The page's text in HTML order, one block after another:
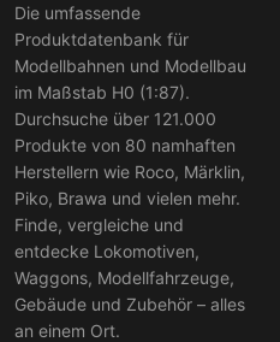
Die umfassende
Produktdatenbank für
Modellbahnen und Modellbau
im Maßstab H0 (1:87).
Durchsuche über 121.000
Produkte von 80 namhaften
Herstellern wie Roco, Märklin,
Piko, Brawa und vielen mehr.
Finde, vergleiche und
entdecke Lokomotiven,
Waggons, Modellfahrzeuge,
Gebäude und Zubehör – alles
an einem Ort.